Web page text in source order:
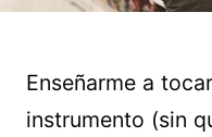
Enseñarme a
instrumento (sin